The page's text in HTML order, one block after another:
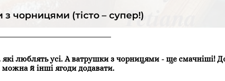
чорницями (тісто – супер!)
люблять усі. А ватрушки з чорницями - ще смачніші!
можна й інші ягоди додавати.